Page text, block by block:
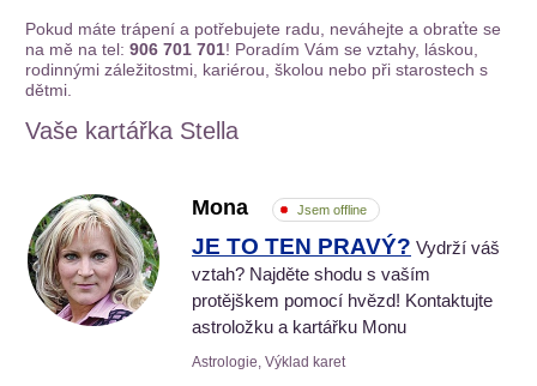
Pokud máte trápení a potřebujete radu, neváhejte a obraťte se
na mě na tel: 906 701 701! Poradím Vám se vztahy, láskou,
rodinnými záležitostmi, kariérou, školou nebo při starostech s
dětmi.
Vaše kartářka Stella
Mona Jsem offline
JE TO TEN PRAVÝ? Vydrží váš
vztah? Najděte shodu s vaším
protějškem pomocí hvězd! Kontaktujte
astroložku a kartářku Monu
Astrologie, Výklad karet